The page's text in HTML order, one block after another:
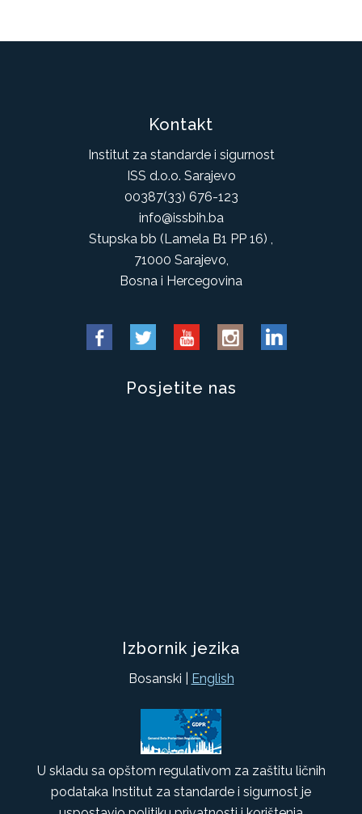
Kontakt
Institut za standarde i sigurnost
ISS d.o.o. Sarajevo
00387(33) 676-123
info@issbih.ba
Stupska bb (Lamela B1 PP 16) ,
71000 Sarajevo,
Bosna i Hercegovina
Posjetite nas
Izbornik jezika
Bosanski | English
U skladu sa opštom regulativom za zaštitu ličnih
podataka Institut za standarde i sigurnost je